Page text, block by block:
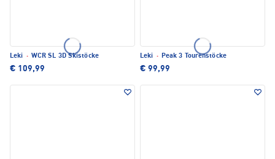
Leki · WCR SL 3D Skistöcke
€ 109,99
Leki · Peak 3 Tourenstöcke
€ 99,99